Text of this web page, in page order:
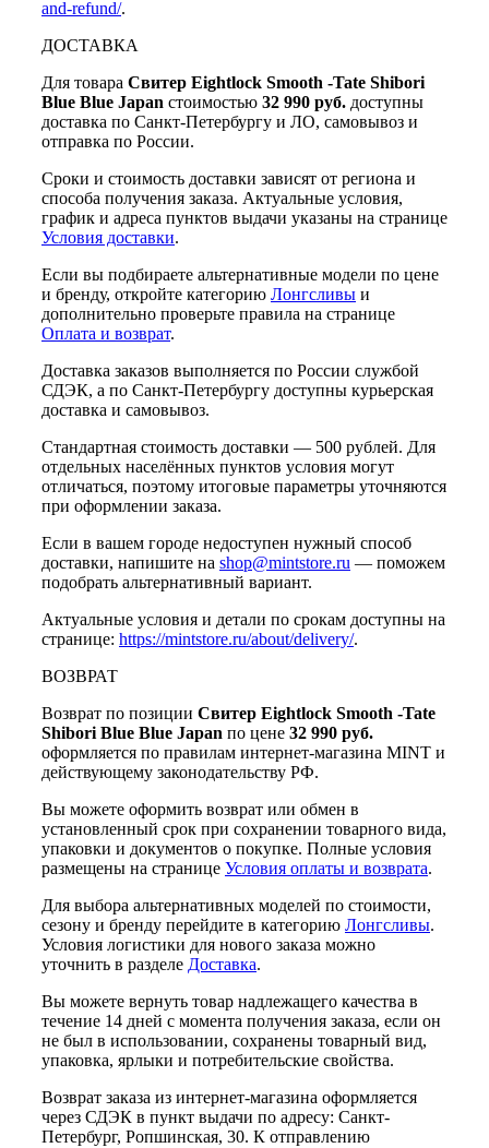
and-refund/.
ДОСТАВКА
Для товара Свитер Eightlock Smooth -Tate Shibori
Blue Blue Japan стоимостью 32 990 руб. доступны
доставка по Санкт-Петербургу и ЛО, самовывоз и
отправка по России.
Сроки и стоимость доставки зависят от региона и
способа получения заказа. Актуальные условия,
график и адреса пунктов выдачи указаны на странице
Условия доставки.
Если вы подбираете альтернативные модели по цене
и бренду, откройте категорию Лонгсливы и
дополнительно проверьте правила на странице
Оплата и возврат.
Доставка заказов выполняется по России службой
СДЭК, а по Санкт-Петербургу доступны курьерская
доставка и самовывоз.
Стандартная стоимость доставки — 500 рублей. Для
отдельных населённых пунктов условия могут
отличаться, поэтому итоговые параметры уточняются
при оформлении заказа.
Если в вашем городе недоступен нужный способ
доставки, напишите на shop@mintstore.ru — поможем
подобрать альтернативный вариант.
Актуальные условия и детали по срокам доступны на
странице: https://mintstore.ru/about/delivery/.
ВОЗВРАТ
Возврат по позиции Свитер Eightlock Smooth -Tate
Shibori Blue Blue Japan по цене 32 990 руб.
оформляется по правилам интернет-магазина MINT и
действующему законодательству РФ.
Вы можете оформить возврат или обмен в
установленный срок при сохранении товарного вида,
упаковки и документов о покупке. Полные условия
размещены на странице Условия оплаты и возврата.
Для выбора альтернативных моделей по стоимости,
сезону и бренду перейдите в категорию Лонгсливы.
Условия логистики для нового заказа можно
уточнить в разделе Доставка.
Вы можете вернуть товар надлежащего качества в
течение 14 дней с момента получения заказа, если он
не был в использовании, сохранены товарный вид,
упаковка, ярлыки и потребительские свойства.
Возврат заказа из интернет-магазина оформляется
через СДЭК в пункт выдачи по адресу: Санкт-
Петербург, Ропшинская, 30. К отправлению